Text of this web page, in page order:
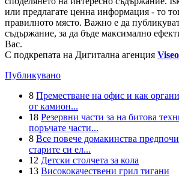
или предлагате ценна информация - то
правилното място. Важно е да
съдържание, за да бъде максимално
Вас.
С подкрепата на Дигитална агенция Viseo
Публикувано
8 Преместване на офис и как
от камион...
18 Резервни части за на битова
поръчате части...
8 Все повече домакинства
старите си ел...
12 Детски столчета за кола
13 Висококачествени грил тигани